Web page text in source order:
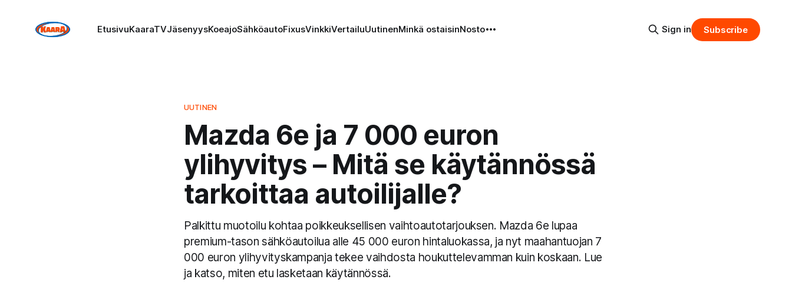
EtusivuKaaraTVJäsenyysKoeajoSähköautoFixusVinkkiVertailuUutinenMinkä ostaisinNosto Sign in Subscribe
UUTINEN
Mazda 6e ja 7 000 euron
ylihyvitys – Mitä se käytännössä
tarkoittaa autoilijalle?
Palkittu muotoilu kohtaa poikkeuksellisen vaihtoautotarjouksen. Mazda 6e lupaa
premium-tason sähköautoilua alle 45 000 euron hintaluokassa, ja nyt maahantuojan 7
000 euron ylihyvityskampanja tekee vaihdosta houkuttelevamman kuin koskaan. Lue
ja katso, miten etu lasketaan käytännössä.